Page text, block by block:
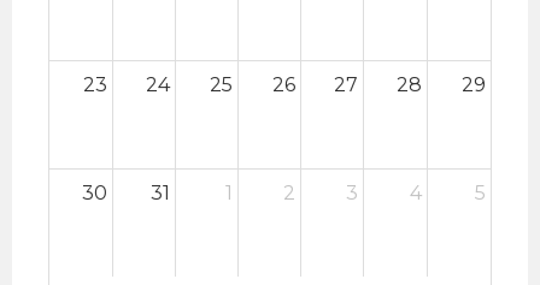
23 24 25 26 27 28 29
30 31 1 2 3 4 5